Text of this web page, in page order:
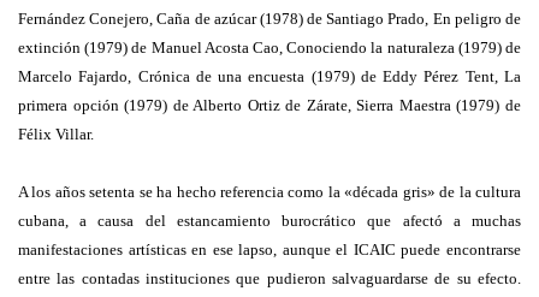
Fernández Conejero, Caña de azúcar (1978) de Santiago Prado, En peligro de
extinción (1979) de Manuel Acosta Cao, Conociendo la naturaleza (1979) de
Marcelo Fajardo, Crónica de una encuesta (1979) de Eddy Pérez Tent, La
primera opción (1979) de Alberto Ortiz de Zárate, Sierra Maestra (1979) de
Félix Villar.
A los años setenta se ha hecho referencia como la «década gris» de la cultura
cubana, a causa del estancamiento burocrático que afectó a muchas
manifestaciones artísticas en ese lapso, aunque el ICAIC puede encontrarse
entre las contadas instituciones que pudieron salvaguardarse de su efecto.